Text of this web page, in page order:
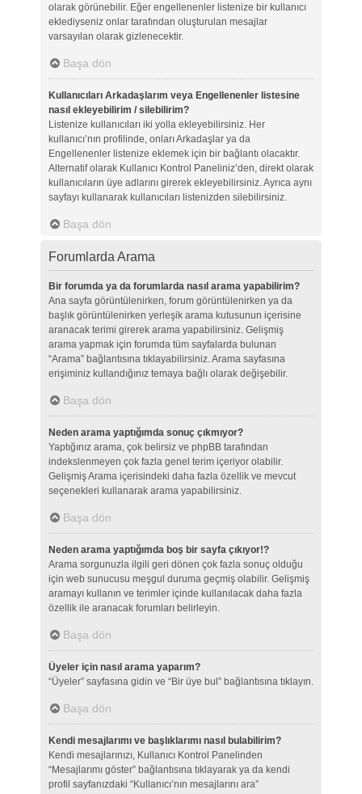
olarak görünebilir. Eğer engellenenler listenize bir kullanıcı
eklediyseniz onlar tarafından oluşturulan mesajlar
varsayılan olarak gizlenecektir.
Başa dön
Kullanıcıları Arkadaşlarım veya Engellenenler listesine
nasıl ekleyebilirim / silebilirim?
Listenize kullanıcıları iki yolla ekleyebilirsiniz. Her
kullanıcı’nın profilinde, onları Arkadaşlar ya da
Engellenenler listenize eklemek için bir bağlantı olacaktır.
Alternatif olarak Kullanıcı Kontrol Paneliniz’den, direkt olarak
kullanıcıların üye adlarını girerek ekleyebilirsiniz. Ayrıca aynı
sayfayı kullanarak kullanıcıları listenizden silebilirsiniz.
Başa dön
Forumlarda Arama
Bir forumda ya da forumlarda nasıl arama yapabilirim?
Ana sayfa görüntülenirken, forum görüntülenirken ya da
başlık görüntülenirken yerleşik arama kutusunun içerisine
aranacak terimi girerek arama yapabilirsiniz. Gelişmiş
arama yapmak için forumda tüm sayfalarda bulunan
“Arama” bağlantısına tıklayabilirsiniz. Arama sayfasına
erişiminiz kullandığınız temaya bağlı olarak değişebilir.
Başa dön
Neden arama yaptığımda sonuç çıkmıyor?
Yaptığınız arama, çok belirsiz ve phpBB tarafından
indekslenmeyen çok fazla genel terim içeriyor olabilir.
Gelişmiş Arama içerisindeki daha fazla özellik ve mevcut
seçenekleri kullanarak arama yapabilirsiniz.
Başa dön
Neden arama yaptığımda boş bir sayfa çıkıyor!?
Arama sorgunuzla ilgili geri dönen çok fazla sonuç olduğu
için web sunucusu meşgul duruma geçmiş olabilir. Gelişmiş
aramayı kullanın ve terimler içinde kullanılacak daha fazla
özellik ile aranacak forumları belirleyin.
Başa dön
Üyeler için nasıl arama yaparım?
“Üyeler” sayfasına gidin ve “Bir üye bul” bağlantısına tıklayın.
Başa dön
Kendi mesajlarımı ve başlıklarımı nasıl bulabilirim?
Kendi mesajlarınızı, Kullanıcı Kontrol Panelinden
“Mesajlarımı göster” bağlantısına tıklayarak ya da kendi
profil sayfanızdaki “Kullanıcı’nın mesajlarını ara”